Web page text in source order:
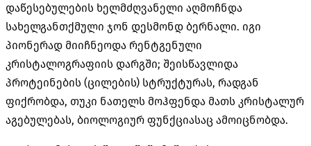
დაწესებულების ხელმძღვანელი აღმოჩნდა
სახელგანთქმული ჯონ დესმონდ ბერნალი. იგი
პიონერად მიიჩნეოდა რენტგენული
კრისტალოგრაფიის დარგში; შეისწავლიდა
პროტეინების (ცილების) სტრუქტურას, რადგან
ფიქრობდა, თუკი ნათელს მოჰფენდა მათს კრისტალურ
აგებულებას, ბიოლოგიურ ფუნქციასაც ამოიცნობდა.